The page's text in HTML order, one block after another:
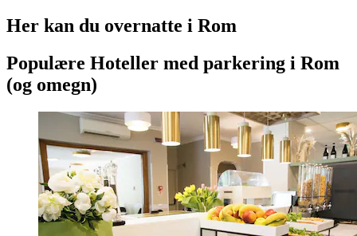
Her kan du overnatte i Rom
Populære Hoteller med parkering i Rom
(og omegn)